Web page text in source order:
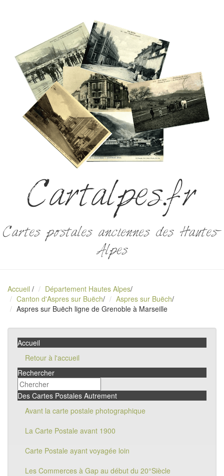
Cartalpes.fr
Cartes postales anciennes des Hautes-
Alpes
Accueil / Département Hautes Alpes/
Canton d'Aspres sur Buëch/ Aspres sur Buëch/
Aspres sur Buëch ligne de Grenoble à Marseille
Accueil
Retour à l'accueil
Rechercher
Des Cartes Postales Autrement
Avant la carte postale photographique
La Carte Postale avant 1900
Carte Postale ayant voyagée loin
Les Commerces à Gap au début du 20°Siècle